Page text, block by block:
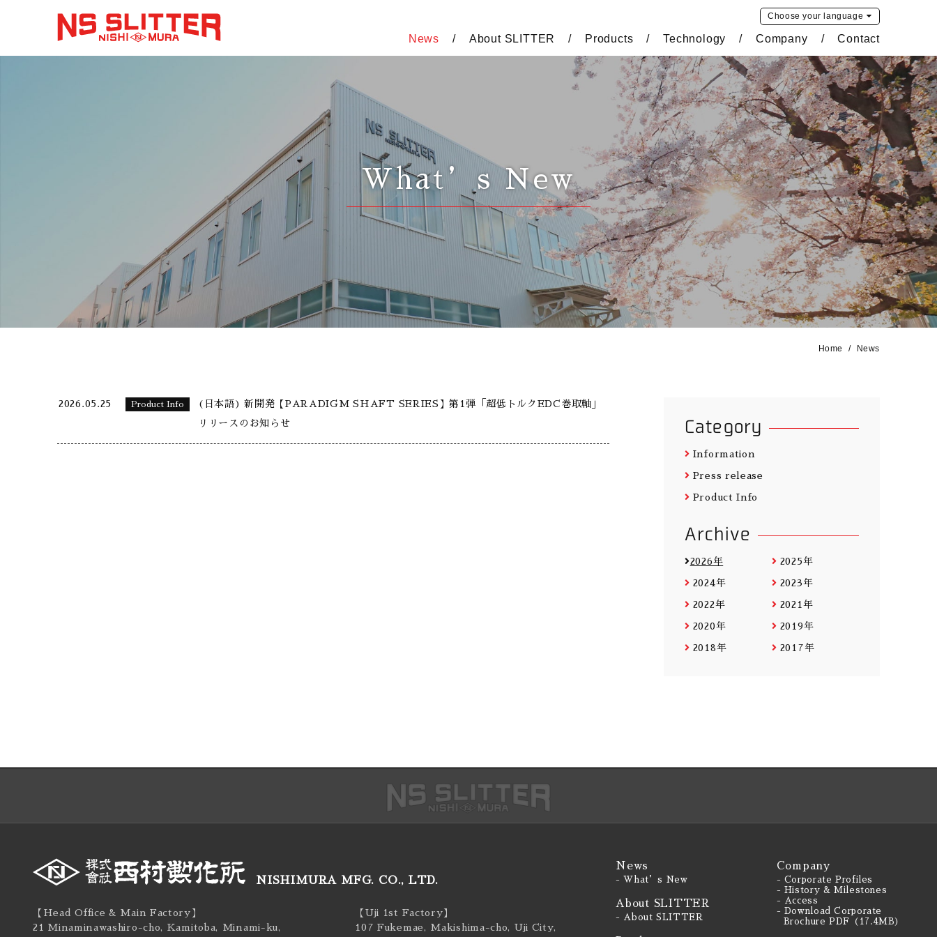
Choose your language
News About SLITTER Products Technology Company Contact
What’s New
Home News
2026.05.25 Product Info
(日本語) 新開発【PARADIGM SHAFT SERIES】第1弾「超低トルクEDC巻取軸」
リリースのお知らせ
Category
Information
Press release
Product Info
Archive
2026年 2025年
2024年 2023年
2022年 2021年
2020年 2019年
2018年 2017年
NISHIMURA MFG. CO., LTD.
【Head Office & Main Factory】
21 Minaminawashiro-cho, Kamitoba, Minami-ku,
【Uji 1st Factory】
107 Fukemae, Makishima-cho, Uji City,
News
- What’s New
About SLITTER
- About SLITTER
Company
- Corporate Profiles
- History & Milestones
- Access
- Download Corporate
Brochure PDF（17.4MB）